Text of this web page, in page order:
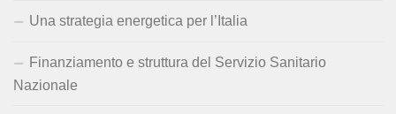
Una strategia energetica per l’Italia
Finanziamento e struttura del Servizio Sanitario
Nazionale